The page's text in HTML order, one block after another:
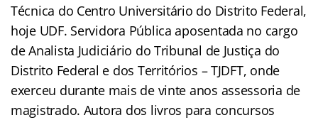
Técnica do Centro Universitário do Distrito Federal,
hoje UDF. Servidora Pública aposentada no cargo
de Analista Judiciário do Tribunal de Justiça do
Distrito Federal e dos Territórios – TJDFT, onde
exerceu durante mais de vinte anos assessoria de
magistrado. Autora dos livros para concursos